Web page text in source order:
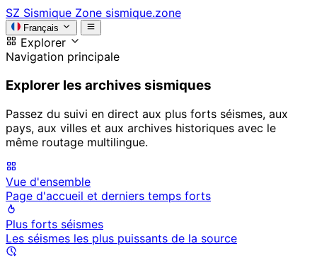
SZ Sismique Zone sismique.zone
Français
Explorer
Navigation principale
Explorer les archives sismiques
Passez du suivi en direct aux plus forts séismes, aux
pays, aux villes et aux archives historiques avec le
même routage multilingue.
Vue d'ensemble
Page d'accueil et derniers temps forts
Plus forts séismes
Les séismes les plus puissants de la source